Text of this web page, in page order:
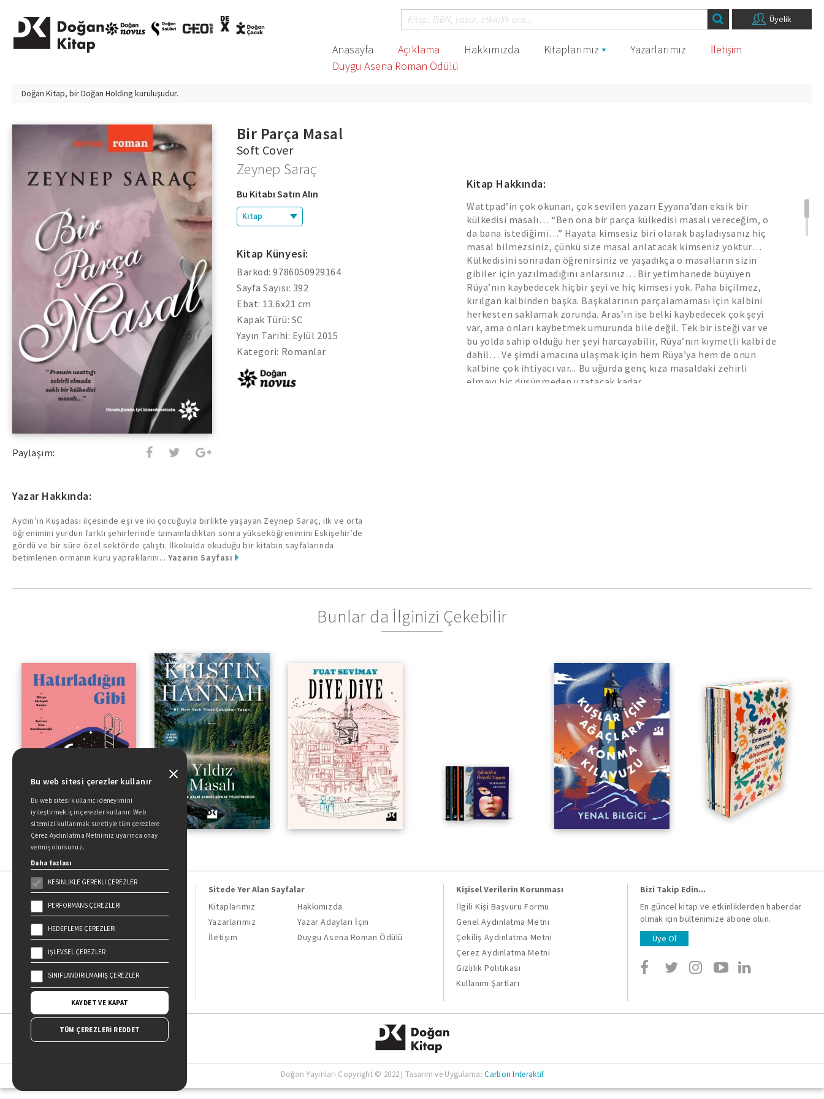
Üyelik
Anasayfa Açıklama Hakkımızda Kitaplarımız Yazarlarımız
İletişim
Duygu Asena Roman Ödülü
Doğan Kitap, birDoğan Holding kuruluşudur.
Paylaşım:
Bir Parça Masal
Soft Cover
Zeynep Saraç
Bu Kitabı Satın Alın
Kitap
Kitap Künyesi:
Barkod: 9786050929164
Sayfa Sayısı: 392
Ebat: 13.6x21 cm
Kapak Türü: SC
Yayın Tarihi: Eylül 2015
Kategori: Romanlar
Kitap Hakkında:
Wattpad’in çok okunan, çok sevilen yazarı Eyyana’dan eksik bir
külkedisi masalı… “Ben ona bir parça külkedisi masalı vereceğim, o
da bana istediğimi…” Hayata kimsesiz biri olarak başladıysanız hiç
masal bilmezsiniz, çünkü size masal anlatacak kimseniz yoktur…
Külkedisini sonradan öğrenirsiniz ve yaşadıkça o masalların sizin
gibiler için yazılmadığını anlarsınız… Bir yetimhanede büyüyen
Rüya’nın kaybedecek hiçbir şeyi ve hiç kimsesi yok. Paha biçilmez,
kırılgan kalbinden başka. Başkalarının parçalamaması için kalbini
herkesten saklamak zorunda. Aras’ın ise belki kaybedecek çok şeyi
var, ama onları kaybetmek umurunda bile değil. Tek bir isteği var ve
bu yolda sahip olduğu her şeyi harcayabilir, Rüya’nın kıymetli kalbi de
dahil… Ve şimdi amacına ulaşmak için hem Rüya’ya hem de onun
kalbine çok ihtiyacı var... Bu uğurda genç kıza masaldaki zehirli
elmayı hiç düşünmeden uzatacak kadar…
Yazar Hakkında:
Aydın’ın Kuşadası ilçesinde eşi ve iki çocuğuyla birlikte yaşayan Zeynep Saraç, ilk ve orta
öğrenimini yurdun farklı şehirlerinde tamamladıktan sonra yükseköğrenimini Eskişehir’de
gördü ve bir süre özel sektörde çalıştı. İlkokulda okuduğu bir kitabın sayfalarında
betimlenen ormanın kuru yapraklarını...Yazarın Sayfası
Bunlar da İlginizi Çekebilir
Doğan Kitap, bir Doğan Holding
kuruluşudur.
19 Mayıs Cad. Golden Plaza No:1 Kat:10
34360 / Şişli / İstanbul
Sitede Yer Alan Sayfalar
Kitaplarımız
Hakkımızda
Yazarlarımız
Yazar Adayları İçin
İletişim
Duygu Asena Roman Ödülü
Kişisel Verilerin Korunması
İlgili Kişi Başvuru Formu
Genel Aydınlatma Metni
Çekiliş Aydınlatma Metni
Çerez Aydınlatma Metni
Gizlilik Politikası
Kullanım Şartları
Bizi Takip Edin...
En güncel kitap ve etkinliklerden haberdar
olmak için bültenimize abone olun.
Üye Ol
Doğan Yayınları Copyright © 2022 | Tasarım ve Uygulama:Carbon Interaktif
Bu web sitesi çerezler kullanır
Bu web sitesi kullanıcı deneyimini
iyileştirmek için çerezler kullanır. Web
sitemizi kullanmak suretiyle tüm çerezlere
Çerez Aydınlatma Metnimiz uyarınca onay
vermiş olursunuz.
Daha fazlası
KESINLIKLE GEREKLI ÇEREZLER
PERFORMANS ÇEREZLERI
HEDEFLEME ÇEREZLERI
İŞLEVSEL ÇEREZLER
SINIFLANDIRILMAMIŞ ÇEREZLER
KAYDET VE KAPAT
TÜM ÇEREZLERİ REDDET